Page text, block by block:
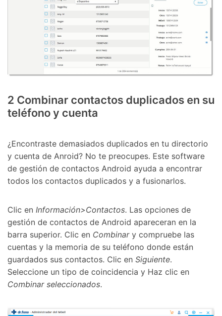
2 Combinar contactos duplicados en su
teléfono y cuenta
¿Encontraste demasiados duplicados en tu directorio
y cuenta de Anroid? No te preocupes. Este software
de gestión de contactos Android ayuda a encontrar
todos los contactos duplicados y a fusionarlos.
Clic en Información>Contactos. Las opciones de
gestión de contactos de Android apareceran en la
barra superior. Clic en Combinar y compruebe las
cuentas y la memoria de su teléfono donde están
guardados sus contactos. Clic en Siguiente.
Seleccione un tipo de coincidencia y Haz clic en
Combinar seleccionados.